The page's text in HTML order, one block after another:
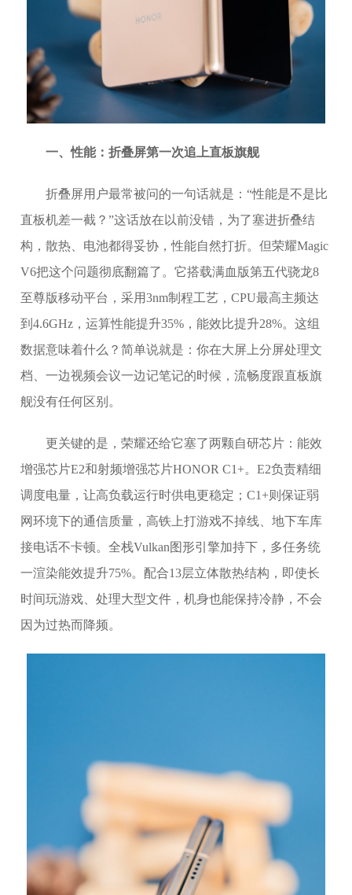
一、性能：折叠屏第一次追上直板旗舰
折叠屏用户最常被问的一句话就是：“性能是不是比
直板机差一截？”这话放在以前没错，为了塞进折叠结
构，散热、电池都得妥协，性能自然打折。但荣耀Magic
V6把这个问题彻底翻篇了。它搭载满血版第五代骁龙8
至尊版移动平台，采用3nm制程工艺，CPU最高主频达
到4.6GHz，运算性能提升35%，能效比提升28%。这组
数据意味着什么？简单说就是：你在大屏上分屏处理文
档、一边视频会议一边记笔记的时候，流畅度跟直板旗
舰没有任何区别。
更关键的是，荣耀还给它塞了两颗自研芯片：能效
增强芯片E2和射频增强芯片HONOR C1+。E2负责精细
调度电量，让高负载运行时供电更稳定；C1+则保证弱
网环境下的通信质量，高铁上打游戏不掉线、地下车库
接电话不卡顿。全栈Vulkan图形引擎加持下，多任务统
一渲染能效提升75%。配合13层立体散热结构，即使长
时间玩游戏、处理大型文件，机身也能保持冷静，不会
因为过热而降频。